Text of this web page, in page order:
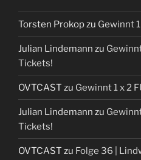
Torsten Prokopzu Gewinnt
Julian Lindemann zu
Tickets!
OVTCAST zu Gewinnt 1 x 2
Julian Lindemann zu
Tickets!
OVTCAST zu Folge 36 |